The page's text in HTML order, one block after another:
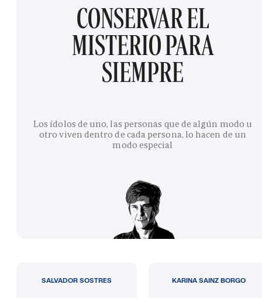
CONSERVAR EL
MISTERIO PARA
SIEMPRE
Los ídolos de uno, las personas que de algún modo u
otro viven dentro de cada persona, lo hacen de un
modo especial
SALVADOR SOSTRES KARINA SAINZ BORGO